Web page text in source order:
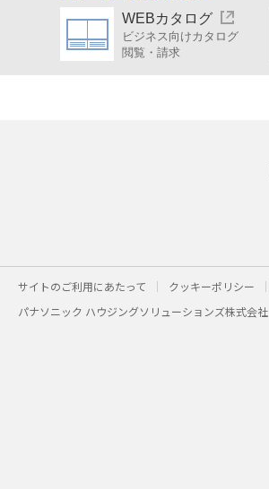
WEBカタログ
ビジネス向けカタログ
閲覧・請求
サイトのご利用にあたって クッキーポリシー
パナソニック ハウジングソリューションズ株式会社